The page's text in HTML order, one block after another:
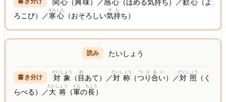
関心 （興味）／感心 （ほめる気持ち）／歓心 （よ
ろこび）／寒心
かんしん
（おそろしい気持
きも
ち）
たいしょう
対象
たいしょう
（ 目
め
あて）／対称
たいしょう
（つり合い
つりあい
）／対照
たいしょう
（く
らべる）／ 大将
たいしょう
（軍
ぐん
の長
ちょう
）